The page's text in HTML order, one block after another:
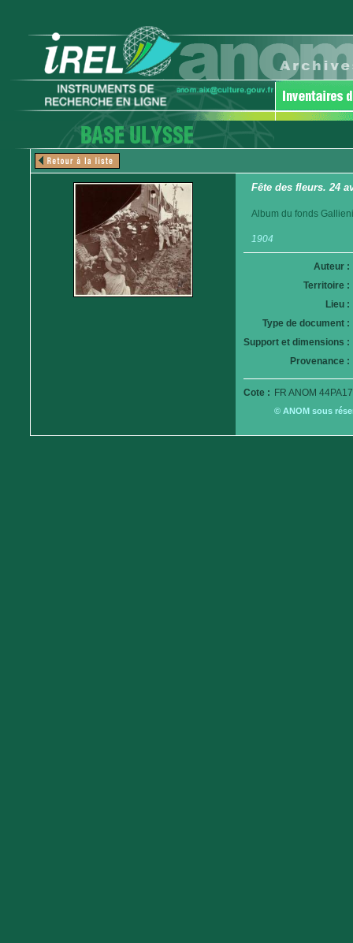
Fête des fleurs. 24
Album du fonds
1904
Auteur :
Territoire :
Lieu :
Type de document :
Support et dimensions :
Provenance :
Cote : FR ANOM
© ANOM sous